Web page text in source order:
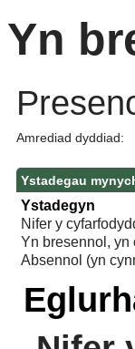
Yn
Amrediad dyddiad:
Ystadegau
Ystadegyn
Nifer y
Yn bresennol, yn
Absennol (yn